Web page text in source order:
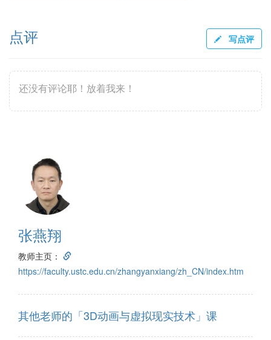
点评 写点评
还没有评论耶！放着我来！
张燕翔
教师主页：
https://faculty.ustc.edu.cn/zhangyanxiang/zh_CN/index.htm
其他老师的「3D动画与虚拟现实技术」课